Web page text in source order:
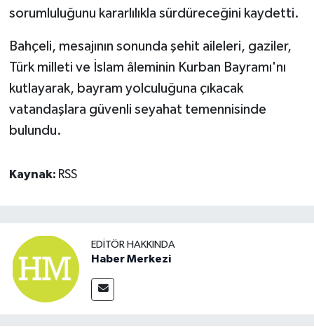
sorumluluğunu kararlılıkla sürdüreceğini kaydetti.
Bahçeli, mesajının sonunda şehit aileleri, gaziler,
Türk milleti ve İslam âleminin Kurban Bayramı'nı
kutlayarak, bayram yolculuğuna çıkacak
vatandaşlara güvenli seyahat temennisinde
bulundu.
Kaynak: RSS
EDITÖR HAKKINDA
Haber Merkezi